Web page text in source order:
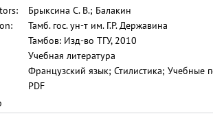
Брыксина С. В.; Балакин
Тамб. гос. ун-т им. Г.Р. Державина
Тамбов: Изд-во ТГУ, 2010
Учебная литература
Французский язык; Стилистика; Учебные
PDF